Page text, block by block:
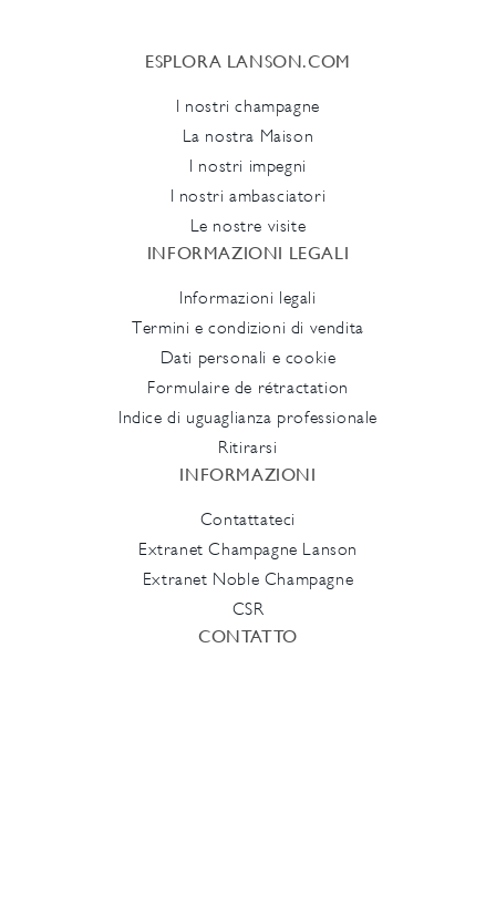
ESPLORA LANSON.COM
I nostri champagne
La nostra Maison
I nostri impegni
I nostri ambasciatori
Le nostre visite
INFORMAZIONI LEGALI
Informazioni legali
Termini e condizioni di vendita
Dati personali e cookie
Formulaire de rétractation
Indice di uguaglianza professionale
Ritirarsi
INFORMAZIONI
Contattateci
Extranet Champagne Lanson
Extranet Noble Champagne
CSR
CONTATTO